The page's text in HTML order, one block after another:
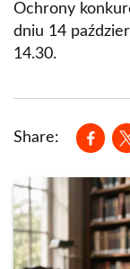
Ochrony
dniu 14
14.30.
Share: